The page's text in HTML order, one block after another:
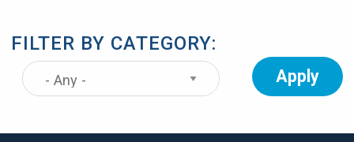
FILTER BY CATEGORY: